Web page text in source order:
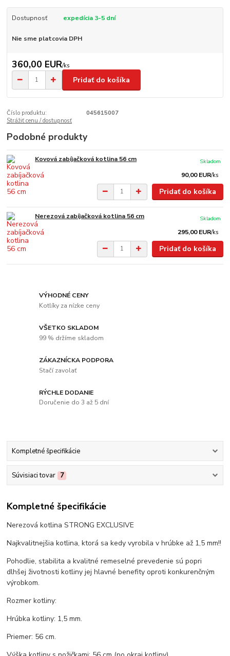
Dostupnosť expedícia 3-5 dní
Nie sme platcovia DPH
360,00 EUR/ks
Pridať do košíka
Číslo produktu:
045615007
Strážiť cenu / dostupnosť
Podobné produkty
Kovová zabíjačková kotlina 56 cm
90,00 EUR/ks
Skladom
Pridať do košíka
Nerezová zabíjačková kotlina 56 cm
295,00 EUR/ks
Skladom
Pridať do košíka
VÝHODNÉ CENY
Kotlíky za nízke ceny
VŠETKO SKLADOM
99 % držíme skladom
ZÁKAZNÍCKA PODPORA
Stačí zavolať
RÝCHLE DODANIE
Doručenie do 3 až 5 dní
Kompletné špecifikácie
Súvisiaci tovar 7
Kompletné špecifikácie
Nerezová kotlina STRONG EXCLUSIVE
Najkvalitnejšia kotlina, ktorá sa kedy vyrobila v hrúbke až 1,5 mm!!
Pohodlie, stabilita a kvalitné remeselné prevedenie sú popri
dlhšej životnosti kotliny jej hlavné benefity oproti konkurenčným
výrobkom.
Rozmer kotliny:
Hrúbka kotliny: 1,5 mm.
Priemer: 56 cm.